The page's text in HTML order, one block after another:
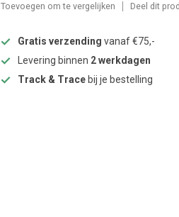
Toevoegen om te vergelijken Deel dit
Gratis verzending vanaf €75,-
Levering binnen 2 werkdagen
Track & Trace bij je bestelling